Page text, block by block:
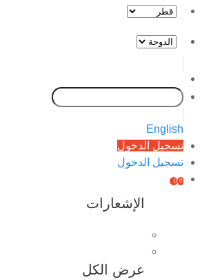
English
تسجيل الدخول
تسجيل الدخول
0
0
الإشعارات
عرض الكل